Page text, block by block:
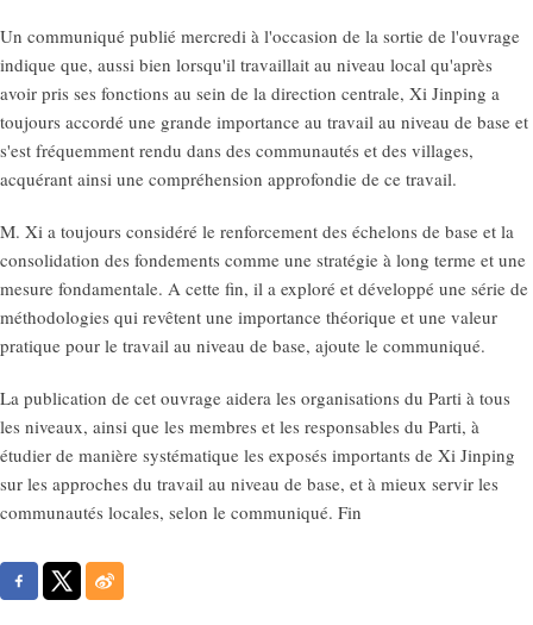
Un communiqué publié mercredi à l'occasion de la sortie de l'ouvrage
indique que, aussi bien lorsqu'il travaillait au niveau local qu'après
avoir pris ses fonctions au sein de la direction centrale, Xi Jinping a
toujours accordé une grande importance au travail au niveau de base et
s'est fréquemment rendu dans des communautés et des villages,
acquérant ainsi une compréhension approfondie de ce travail.
M. Xi a toujours considéré le renforcement des échelons de base et la
consolidation des fondements comme une stratégie à long terme et une
mesure fondamentale. A cette fin, il a exploré et développé une série de
méthodologies qui revêtent une importance théorique et une valeur
pratique pour le travail au niveau de base, ajoute le communiqué.
La publication de cet ouvrage aidera les organisations du Parti à tous
les niveaux, ainsi que les membres et les responsables du Parti, à
étudier de manière systématique les exposés importants de Xi Jinping
sur les approches du travail au niveau de base, et à mieux servir les
communautés locales, selon le communiqué. Fin